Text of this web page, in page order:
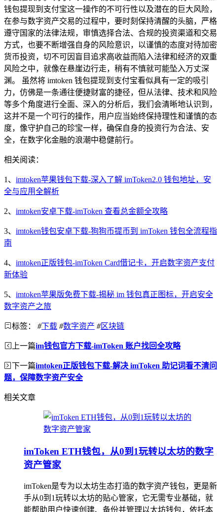
钱包提现到支付宝这一操作的不可行性以及潜在的巨大风险，
在参与数字资产交易的过程中，要时刻保持清醒的头脑，严格
遵守国家的法律法规，审慎选择合法、合规的投资渠道和交易
方式，也要不断增强自身的风险意识，以谨慎的态度对待加密
货币投资，切不可因盲目追求高收益而陷入法律和经济的双重
风险之中，就像在悬崖边行走，稍有不慎就可能坠入万丈深
渊。 虽然将 imtoken 钱包提现到支付宝看似具有一定的吸引
力，仿佛是一条通往便捷财富的捷径，但从法律、技术和风险
等多个角度进行全面、深入的分析后，我们会清晰地认识到，
这并不是一个可行的操作，用户应当始终保持理性和谨慎的态
度，像守护自己的珍宝一样，确保自身的投资行为合法、安
全，在数字化金融的浪潮中稳健前行。
相关阅读：
1、 imtoken苹果钱包下载-深入了解 imToken2.0 钱包地址，安
全与应用全解析
2、 imtoken安卓下载-imToken 查看总金额全攻略
3、 imtoken钱包安卓下载-狗狗币提币到 imToken 钱包全流程指
南
4、 imtoken正版钱包-imToken Card借记卡，开启数字资产支付
新体验
5、 imtoken苹果版免费下载-揭秘 im 钱包真正图标，开启安全
数字资产之旅
标签： #下载 #数字资产 #区块链
上一篇im钱包官方下载-imToken 账户找回全攻略
下一篇imtoken正版钱包下载-解决 imToken 助记词看不清问
题，保障数字资产安全
相关文章
imToken ETH钱包，从0到1玩转以太坊的数字
资产管家
imToken是专为以太坊生态打造的数字资产钱包，更是新
手从0到1玩转以太坊的贴心管家，它无需专业基础，就
能帮助用户快速创建、备份并管理以太坊钱包，依托本